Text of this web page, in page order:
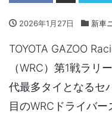
2026年1月27日 新車
TOYOTA GAZOO
（WRC）第1戦ラリ
代最多タイとなるセ
目のWRCドライバ